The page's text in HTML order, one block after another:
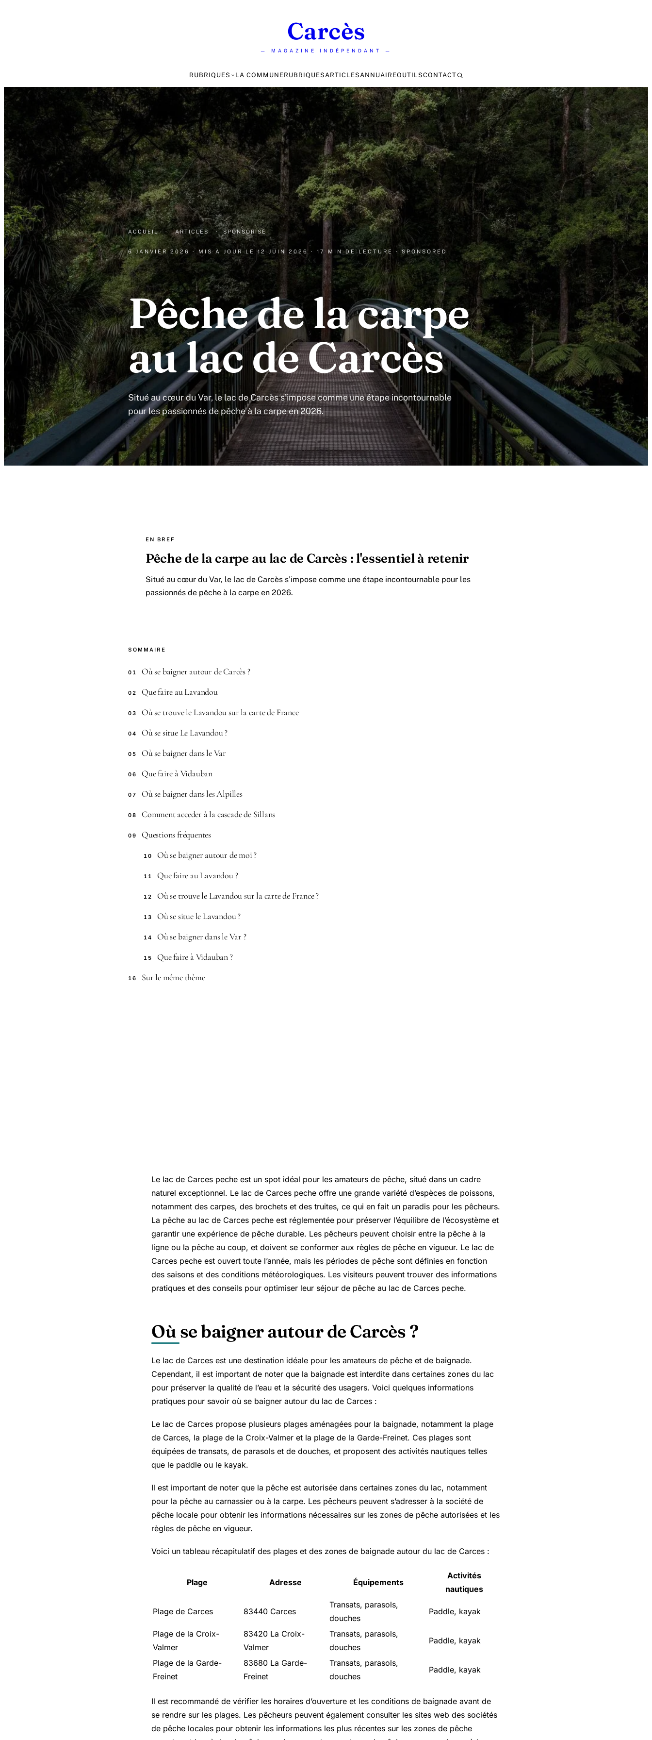
Carcès
— MAGAZINE INDÉPENDANT —
RUBRIQUES LA COMMUNERUBRIQUESARTICLESANNUAIREOUTILSCONTACT
ACCUEIL · ARTICLES · SPONSORISÉ
6 JANVIER 2026 · MIS À JOUR LE12 JUIN 2026 · 17 MIN DE LECTURE · SPONSORED
Pêche de la carpe
au lac de Carcès
Situé au cœur du Var, le lac de Carcès s’impose comme une étape incontournable
pour les passionnés de pêche à la carpe en 2026.
EN BREF
Pêche de la carpe au lac de Carcès : l'essentiel à retenir
Situé au cœur du Var, le lac de Carcès s’impose comme une étape incontournable pour les
passionnés de pêche à la carpe en 2026.
SOMMAIRE
01 Où se baigner autour de Carcès ?
02 Que faire au Lavandou
03 Où se trouve le Lavandou sur la carte de France
04 Où se situe Le Lavandou ?
05 Où se baigner dans le Var
06 Que faire à Vidauban
07 Où se baigner dans les Alpilles
08 Comment acceder à la cascade de Sillans
09 Questions fréquentes
10 Où se baigner autour de moi ?
11 Que faire au Lavandou ?
12 Où se trouve le Lavandou sur la carte de France ?
13 Où se situe le Lavandou ?
14 Où se baigner dans le Var ?
15 Que faire à Vidauban ?
16 Sur le même thème
Le lac de Carces peche est un spot idéal pour les amateurs de pêche, situé dans un cadre
naturel exceptionnel. Le lac de Carces peche offre une grande variété d’espèces de poissons,
notamment des carpes, des brochets et des truites, ce qui en fait un paradis pour les pêcheurs.
La pêche au lac de Carces peche est réglementée pour préserver l’équilibre de l’écosystème et
garantir une expérience de pêche durable. Les pêcheurs peuvent choisir entre la pêche à la
ligne ou la pêche au coup, et doivent se conformer aux règles de pêche en vigueur. Le lac de
Carces peche est ouvert toute l’année, mais les périodes de pêche sont définies en fonction
des saisons et des conditions météorologiques. Les visiteurs peuvent trouver des informations
pratiques et des conseils pour optimiser leur séjour de pêche au lac de Carces peche.
Où se baigner autour de Carcès ?
Le lac de Carces est une destination idéale pour les amateurs de pêche et de baignade.
Cependant, il est important de noter que la baignade est interdite dans certaines zones du lac
pour préserver la qualité de l’eau et la sécurité des usagers. Voici quelques informations
pratiques pour savoir où se baigner autour du lac de Carces :
Le lac de Carces propose plusieurs plages aménagées pour la baignade, notamment la plage
de Carces, la plage de la Croix-Valmer et la plage de la Garde-Freinet. Ces plages sont
équipées de transats, de parasols et de douches, et proposent des activités nautiques telles
que le paddle ou le kayak.
Il est important de noter que la pêche est autorisée dans certaines zones du lac, notamment
pour la pêche au carnassier ou à la carpe. Les pêcheurs peuvent s’adresser à la société de
pêche locale pour obtenir les informations nécessaires sur les zones de pêche autorisées et les
règles de pêche en vigueur.
Voici un tableau récapitulatif des plages et des zones de baignade autour du lac de Carces :
Plage Adresse Équipements
Activités
nautiques
Plage de Carces 83440 Carces
Transats, parasols,
douches
Paddle, kayak
Plage de la Croix-
Valmer
83420 La Croix-
Valmer
Transats, parasols,
douches
Paddle, kayak
Plage de la Garde-
Freinet
83680 La Garde-
Freinet
Transats, parasols,
douches
Paddle, kayak
Il est recommandé de vérifier les horaires d’ouverture et les conditions de baignade avant de
se rendre sur les plages. Les pêcheurs peuvent également consulter les sites web des sociétés
de pêche locales pour obtenir les informations les plus récentes sur les zones de pêche